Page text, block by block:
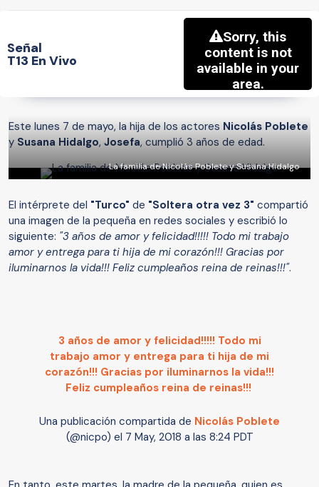
Señal
T13 En Vivo
Este lunes 7 de mayo, la hija de los actores Nicolás Poblete
y Susana Hidalgo, Josefa, cumplió 3 años de edad.
La familia de Nicolás Poblete y Susana Hidalgo
El intérprete del "Turco" de "Soltera otra vez 3" compartió
una imagen de la pequeña en redes sociales y escribió lo
siguiente: "3 años de amor y felicidad!!!!! Todo mi trabajo
amor y entrega para ti hija de mi corazón!!! Gracias por
iluminarnos la vida!!! Feliz cumpleaños reina de reinas!!!".
3 años de amor y felicidad!!!!! Todo mi
trabajo amor y entrega para ti hija de mi
corazón!!! Gracias por iluminarnos la vida!!!
Feliz cumpleaños reina de reinas!!!
Una publicación compartida de Nicolás Poblete
(@nicpo) el 7 May, 2018 a las 8:24 PDT